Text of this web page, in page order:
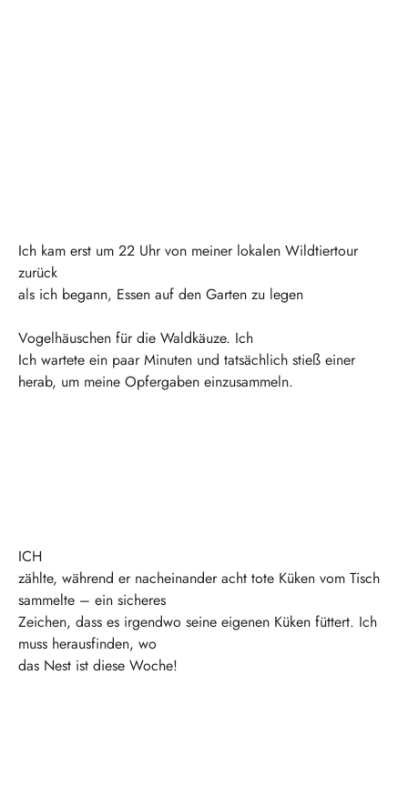
Ich kam erst um 22 Uhr von meiner lokalen Wildtiertour
zurück
als ich begann, Essen auf den Garten zu legen
Vogelhäuschen für die Waldkäuze. Ich
Ich wartete ein paar Minuten und tatsächlich stieß einer
herab, um meine Opfergaben einzusammeln.
ICH
zählte, während er nacheinander acht tote Küken vom Tisch
sammelte – ein sicheres
Zeichen, dass es irgendwo seine eigenen Küken füttert. Ich
muss herausfinden, wo
das Nest ist diese Woche!